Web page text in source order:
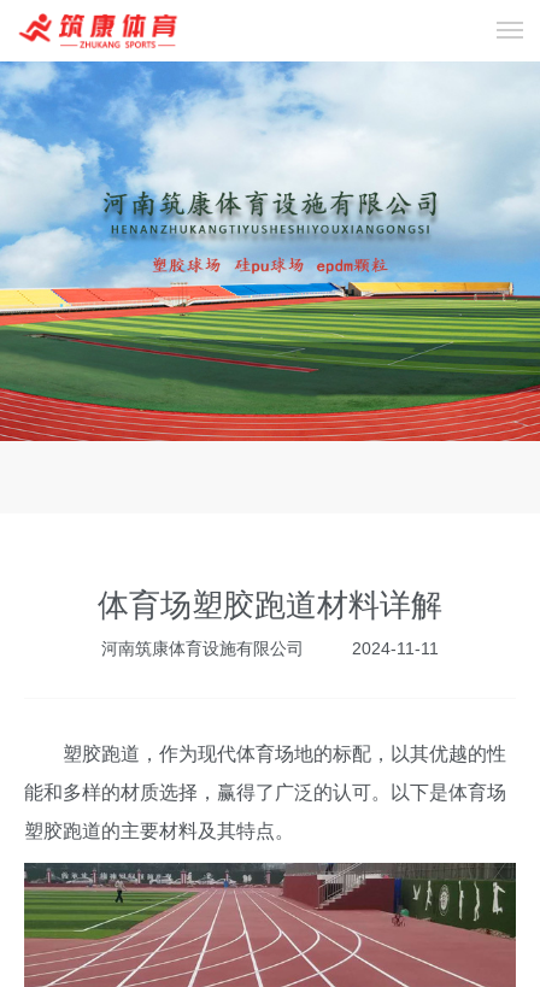
体育场塑胶跑道材料详解
河南筑康体育设施有限公司 2024-11-11
塑胶跑道，作为现代体育场地的标配，以其优越的性
能和多样的材质选择，赢得了广泛的认可。以下是体育场
塑胶跑道的主要材料及其特点。